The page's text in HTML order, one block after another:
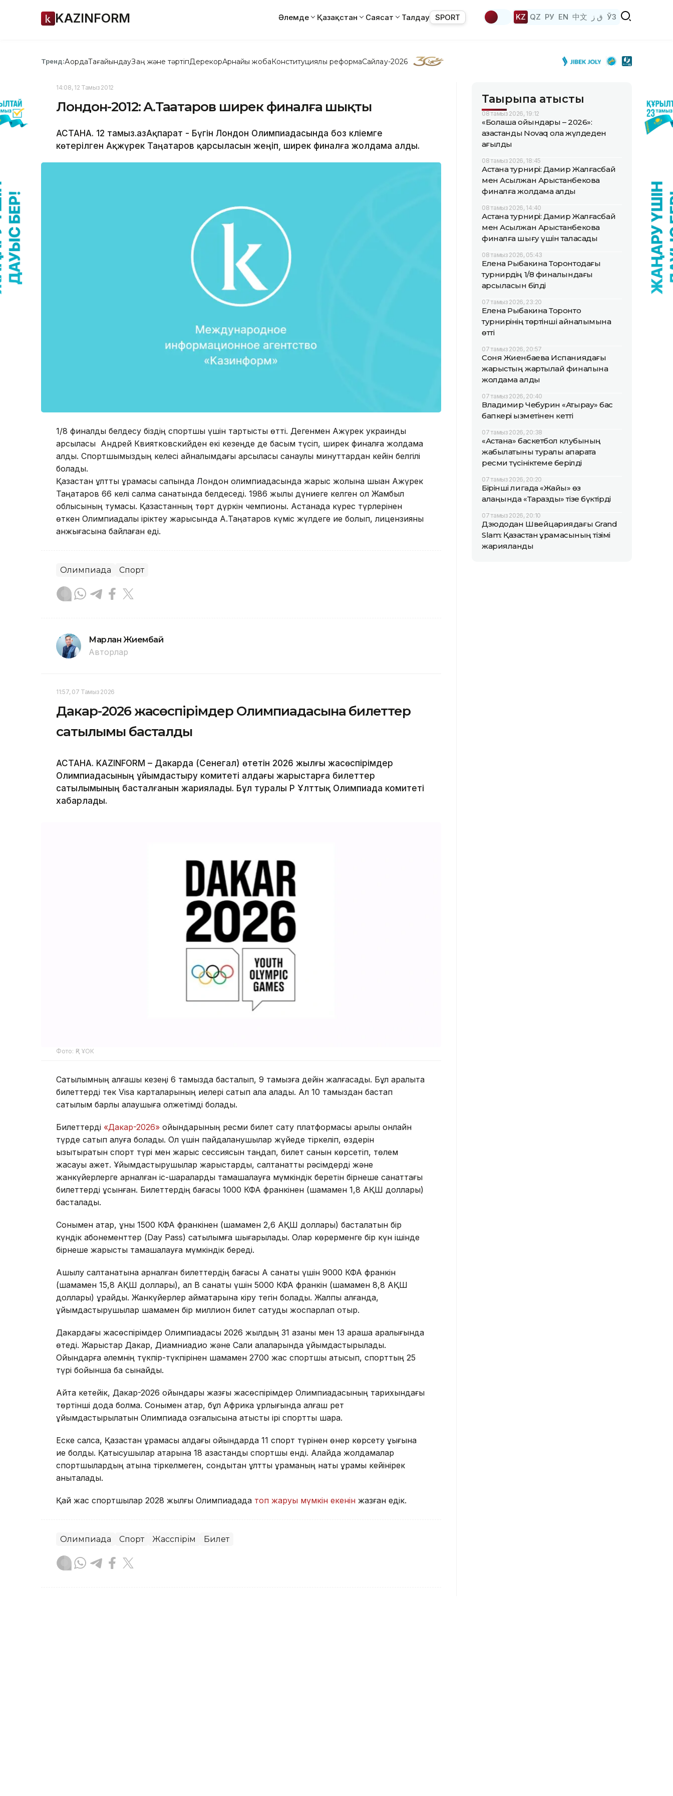
KAZINFORM Әлемде Қазақстан Саясат Талдау SPORT KZ QZ РУ EN 中文 ق ز ЎЗ
Тренд:АқордаТағайындауЗаң және тәртіпДерекқорАрнайы жобаКонституциялық реформаСайлау-2026
14:08, 12 Тамыз 2012
Лондон-2012: А.Таңатаров ширек финалға шықты
АСТАНА. 12 тамыз.ҚазАқпарат - Бүгін Лондон Олимпиадасында боз кліемге
көтерілген Ақжүрек Таңатаров қарсыласын жеңіп, ширек финалға жолдама алды.
1/8 финалдық белдесу біздің спортшы үшін тартысты өтті. Дегенмен Ақжүрек украиндық
қарсыласы Андрей Квиятковскийден екі кезеңде де басым түсіп, ширек финалға жолдама
алды. Спортшымыздың келесі айналымдағы қарсыласы санаулы минуттардан кейін белгілі
болады.
Қазақстан ұлттық құрамасы сапында Лондон олимпиадасында жарыс жолына шыққан Ақжүрек
Таңатаров 66 келі салмақ санатында белдеседі. 1986 жылы дүниеге келген ол Жамбыл
облысының тумасы. Қазақстанның төрт дүркін чемпионы. Астанада күрес түрлерінен
өткен Олимпиадалық іріктеу жарысында А.Таңатаров күміс жүлдеге ие болып, лицензияны
қанжығасына байлаған еді.
Олимпиада Спорт
Марлан Жиембай
Авторлар
11:57, 07 Тамыз 2026
Дакар-2026 жасөспірімдер Олимпиадасына билеттер
сатылымы басталды
АСТАНА. KAZINFORM – Дакарда (Сенегал) өтетін 2026 жылғы жасөспірімдер
Олимпиадасының ұйымдастыру комитеті алдағы жарыстарға билеттер
сатылымының басталғанын жариялады. Бұл туралы ҚР Ұлттық Олимпиада комитеті
хабарлады.
Фото: ҚР ҰОК
Сатылымның алғашқы кезеңі 6 тамызда басталып, 9 тамызға дейін жалғасады. Бұл аралықта
билеттерді тек Visa карталарының иелері сатып ала алады. Ал 10 тамыздан бастап
сатылым барлық қалаушыға қолжетімді болады.
Билеттерді «Дакар-2026» ойындарының ресми билет сату платформасы арқылы онлайн
түрде сатып алуға болады. Ол үшін пайдаланушылар жүйеде тіркеліп, өздерін
қызықтыратын спорт түрі мен жарыс сессиясын таңдап, билет санын көрсетіп, төлем
жасауы қажет. Ұйымдастырушылар жарыстарды, салтанатты рәсімдерді және
жанкүйерлерге арналған іс-шараларды тамашалауға мүмкіндік беретін бірнеше санаттағы
билеттерді ұсынған. Билеттердің бағасы 1000 КФА франкінен (шамамен 1,8 АҚШ доллары)
басталады.
Сонымен қатар, құны 1500 КФА франкінен (шамамен 2,6 АҚШ доллары) басталатын бір
күндік абонементтер (Day Pass) сатылымға шығарылады. Олар көрерменге бір күн ішінде
бірнеше жарысты тамашалауға мүмкіндік береді.
Ашылу салтанатына арналған билеттердің бағасы А санаты үшін 9000 КФА франкін
(шамамен 15,8 АҚШ доллары), ал B санаты үшін 5000 КФА франкін (шамамен 8,8 АҚШ
доллары) құрайды. Жанкүйерлер аймақтарына кіру тегін болады. Жалпы алғанда,
ұйымдастырушылар шамамен бір миллион билет сатуды жоспарлап отыр.
Дакардағы жасөспірімдер Олимпиадасы 2026 жылдың 31 қазаны мен 13 қараша аралығында
өтеді. Жарыстар Дакар, Диамниадио және Сали қалаларында ұйымдастырылады.
Ойындарға әлемнің түкпір-түкпірінен шамамен 2700 жас спортшы қатысып, спорттың 25
түрі бойынша бақ сынайды.
Айта кетейік, Дакар-2026 ойындары жазғы жасөспірімдер Олимпиадасының тарихындағы
төртінші дода болмақ. Сонымен қатар, бұл Африка құрлығында алғаш рет
ұйымдастырылатын Олимпиада қозғалысына қатысты ірі спорттық шара.
Еске салсақ, Қазақстан құрамасы алдағы ойындарда 11 спорт түрінен өнер көрсету құқығына
ие болды. Қатысушылар қатарына 18 қазақстандық спортшы енді. Алайда жолдамалар
спортшылардың атына тіркелмеген, сондықтан ұлттық құраманың нақты құрамы кейінірек
анықталады.
Қай жас спортшылар 2028 жылғы Олимпиадада топ жаруы мүмкін екенін жазған едік.
Олимпиада Спорт Жасөспірім Билет
Тақырыпқа қатысты
08 тамыз 2026, 19:12
«Болашақ ойындары – 2026»:
қазақстандық Novaq қола жүлдеден
қағылды
08 тамыз 2026, 18:45
Астана турнирі: Дамир Жалғасбай
мен Асылжан Арыстанбекова
финалға жолдама алды
08 тамыз 2026, 14:40
Астана турнирі: Дамир Жалғасбай
мен Асылжан Арыстанбекова
финалға шығу үшін таласады
08 тамыз 2026, 05:43
Елена Рыбакина Торонтодағы
турнирдің 1/8 финалындағы
қарсыласын білді
07 тамыз 2026, 23:20
Елена Рыбакина Торонто
турнирінің төртінші айналымына
өтті
07 тамыз 2026, 20:57
Соня Жиенбаева Испаниядағы
жарыстың жартылай финалына
жолдама алды
07 тамыз 2026, 20:40
Владимир Чебурин «Атырау» бас
бапкері қызметінен кетті
07 тамыз 2026, 20:38
«Астана» баскетбол клубының
жабылатыны туралы ақпаратқа
ресми түсініктеме берілді
07 тамыз 2026, 20:20
Бірінші лигада «Жайық» өз
алаңында «Таразды» тізе бүктірді
07 тамыз 2026, 20:10
Дзюдодан Швейцариядағы Grand
Slam: Қазақстан құрамасының тізімі
жарияланды